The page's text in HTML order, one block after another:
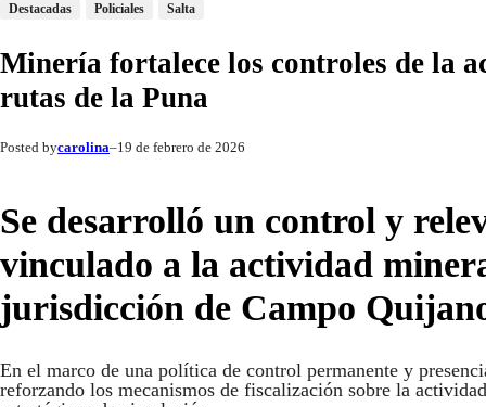
Destacadas Policiales Salta
Minería fortalece los controles de la
rutas de la Puna
Posted bycarolina–19 de febrero de 2026
Se desarrolló un control y
vinculado a la actividad
jurisdicción de Campo
En el marco de una política de control permanente y
reforzando los mecanismos de fiscalización sobre la